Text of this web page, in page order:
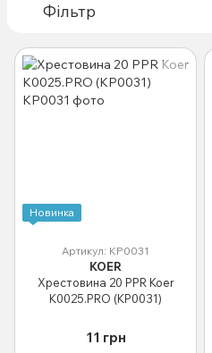
Фільтр
Новинка
Артикул: KP0031
KOER
Хрестовина 20 PPR Koer
K0025.PRO (KP0031)
11 грн